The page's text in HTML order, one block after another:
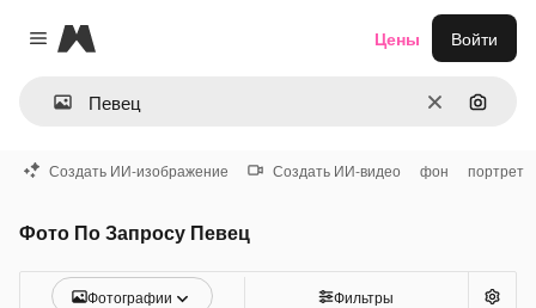
Close menu
Magnific
ОчиститьПоиск
Цены Войти
Создать ИИ-изображение Создать ИИ-видео фон портрет
Фото По Запросу Певец
Фотографии Фильтры